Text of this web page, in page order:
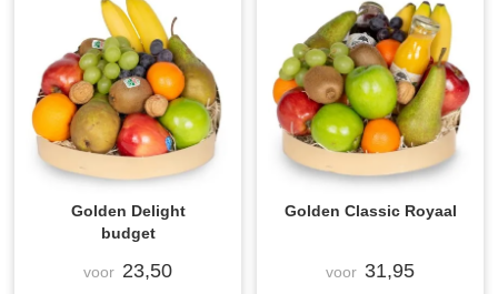
Golden Delight
budget
voor 23,50
Golden Classic Royaal
voor 31,95